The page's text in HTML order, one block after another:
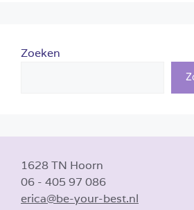
Zoeken
1628 TN Hoorn
06 - 405 97 086
erica@be-your-best.nl